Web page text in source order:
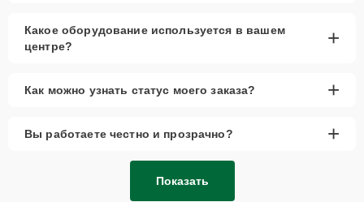
Какое оборудование используется в вашем
центре?
+
Как можно узнать статус моего заказа? +
Вы работаете честно и прозрачно? +
Показать